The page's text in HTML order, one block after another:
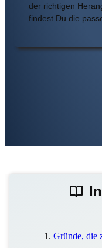
der richtigen
findest Du die
Gründe, die